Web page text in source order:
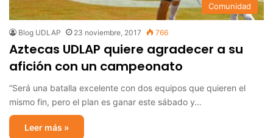
Comunidad
Blog UDLAP 23 noviembre, 2017 766
Aztecas UDLAP quiere agradecer a su
afición con un campeonato
“Será una batalla excelente con dos equipos que quieren el
mismo fin, pero el plan es ganar este sábado y…
Leer más »